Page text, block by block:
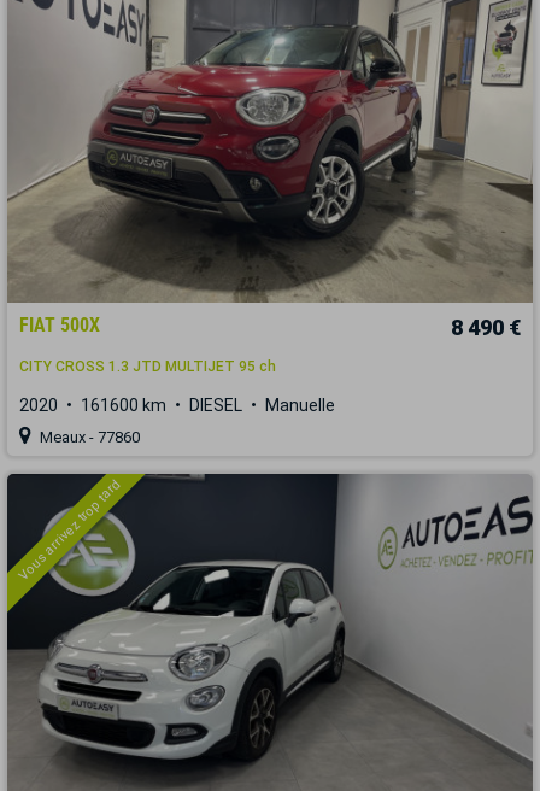
FIAT 500X 8 490 €
CITY CROSS 1.3 JTD MULTIJET 95 ch
2020 161600 km DIESEL Manuelle
Meaux - 77860
Vous arrivez trop tard